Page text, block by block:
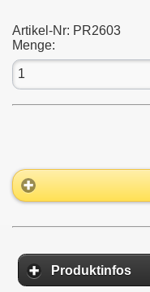
Artikel-Nr: PR2603
Menge:
Produktinfos